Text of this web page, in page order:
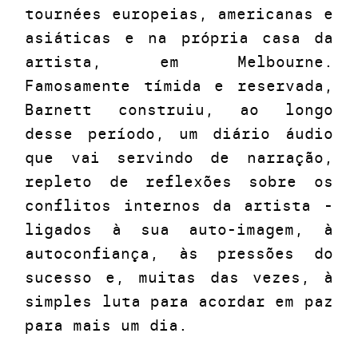
tournées europeias, americanas e
asiáticas e na própria casa da
artista, em Melbourne.
Famosamente tímida e reservada,
Barnett construiu, ao longo
desse período, um diário áudio
que vai servindo de narração,
repleto de reflexões sobre os
conflitos internos da artista -
ligados à sua auto-imagem, à
autoconfiança, às pressões do
sucesso e, muitas das vezes, à
simples luta para acordar em paz
para mais um dia.